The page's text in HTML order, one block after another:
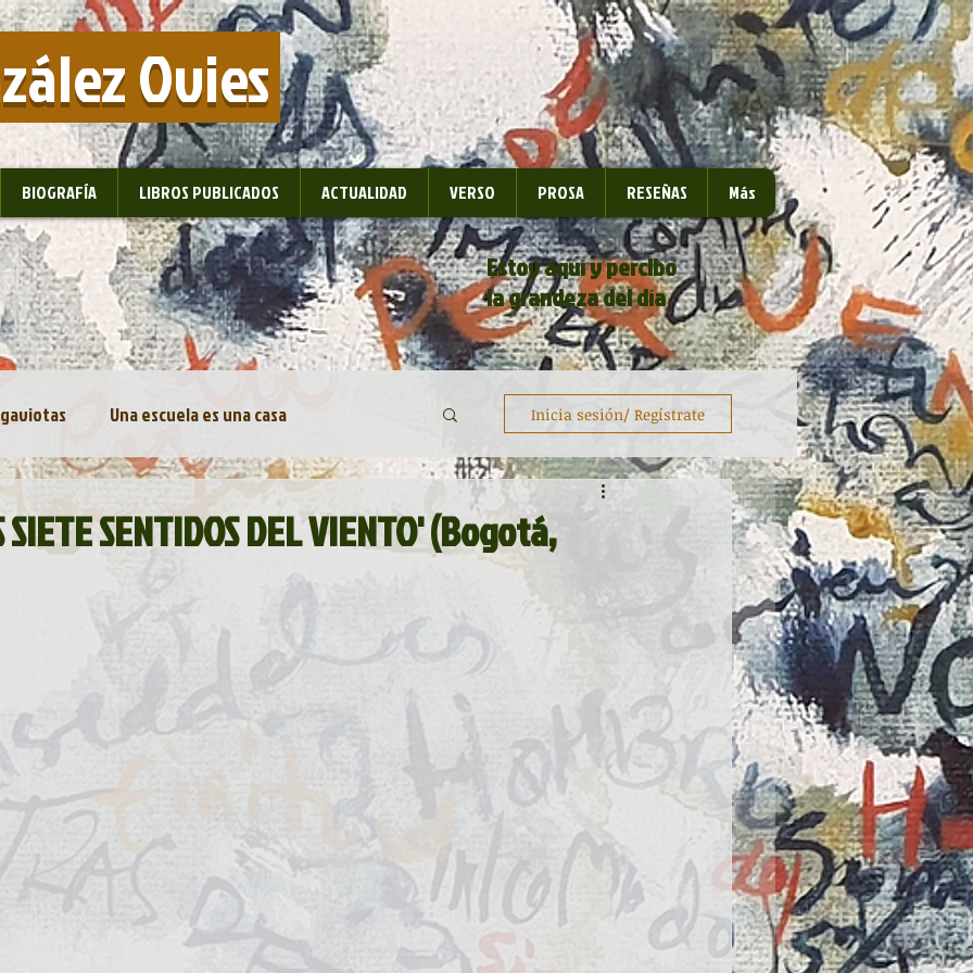
Ovies
BIOGRAFÍA LIBROS PUBLICADOS ACTUALIDAD VERSO PROSA RESEÑAS Más
Estoy aquí y percibo
la grandeza del día
Una escuela es una casa
BocArtes y Oficios
Asociación d'Escritores d'Asturies
Fundación Princesa de Asturias
de la Poesía
Recital Taller literario
Pequeños pasos para grandes poetas
Inicia sesión/ Regístrate
SIETE SENTIDOS DEL VIENTO' (Bogotá,